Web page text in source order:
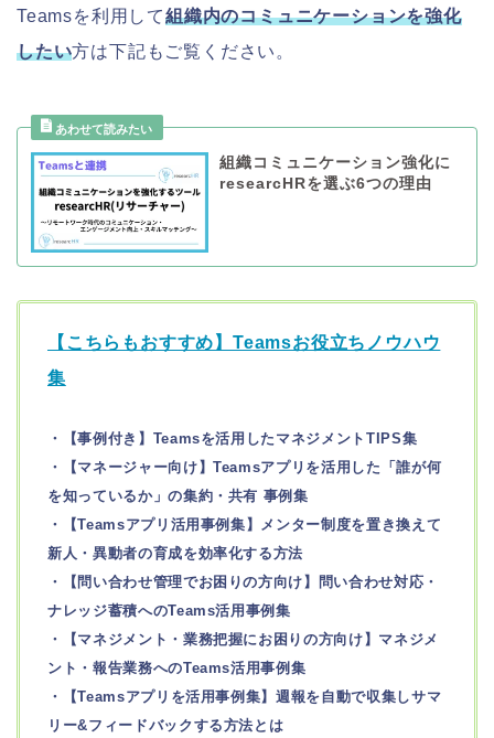
Teamsを利用して組織内のコミュニケーションを強化
したい方は下記もご覧ください。
組織コミュニケーション強化に
researcHRを選ぶ6つの理由
【こちらもおすすめ】Teamsお役立ちノウハウ
集
・【事例付き】Teamsを活用したマネジメントTIPS集
・【マネージャー向け】Teamsアプリを活用した「誰が何
を知っているか」の集約・共有 事例集
・【Teamsアプリ活用事例集】メンター制度を置き換えて
新人・異動者の育成を効率化する方法
・【問い合わせ管理でお困りの方向け】問い合わせ対応・
ナレッジ蓄積へのTeams活用事例集
・【マネジメント・業務把握にお困りの方向け】マネジメ
ント・報告業務へのTeams活用事例集
・【Teamsアプリを活用事例集】週報を自動で収集しサマ
リー&フィードバックする方法とは